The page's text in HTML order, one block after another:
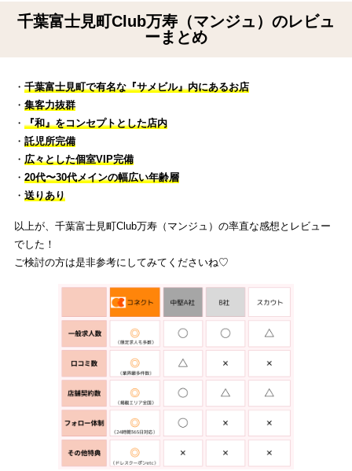
千葉富士見町Club万寿（マンジュ）のレビュ
ーまとめ
・ 千葉富士見町で有名な『サメビル』内にあるお店
・ 集客力抜群
・ 『和』をコンセプトとした店内
・ 託児所完備
・ 広々とした個室VIP完備
・ 20代〜30代メインの幅広い年齢層
・ 送りあり
以上が、千葉富士見町Club万寿（マンジュ）の率直な感想とレビュー
でした！
ご検討の方は是非参考にしてみてくださいね♡